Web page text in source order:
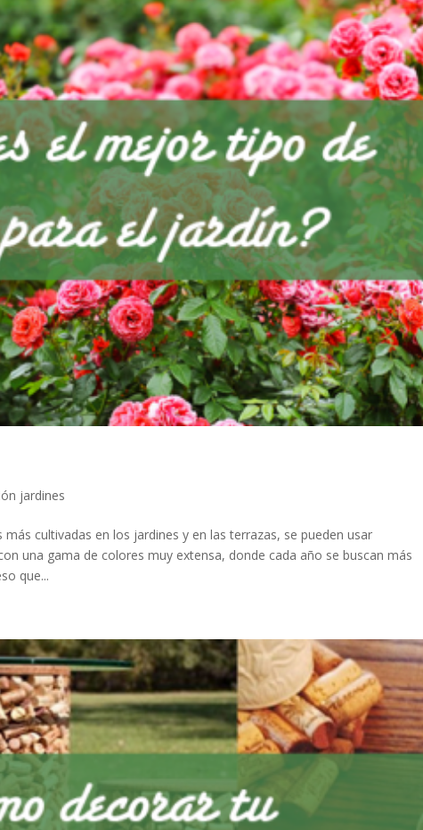
jardines
cultivadas en los jardines y en las terrazas, se pueden usar
una gama de colores muy extensa, donde cada año se buscan más
que...